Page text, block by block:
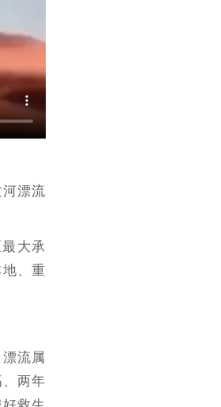
漂流
大承
、重
流属
两年